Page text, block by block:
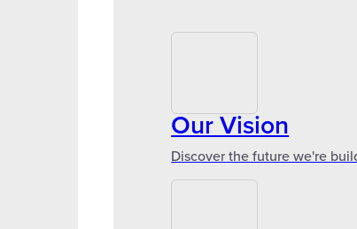
Our Vision
Discover the future we're